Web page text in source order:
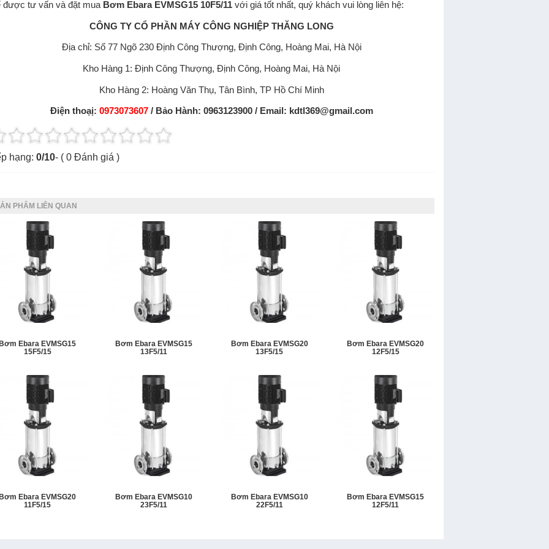
được tư vấn và đặt mua Bơm Ebara EVMSG15 10F5/11với giá tốt nhất, quý khách vui lòng liên hệ:
CÔNG TY CỔ PHẦN MÁY CÔNG NGHIỆP THĂNG LONG
Địa chỉ: Số 77 Ngõ 230 Định Công Thượng, Định Công, Hoàng Mai, Hà Nội
Kho Hàng 1: Định Công Thượng, Định Công, Hoàng Mai, Hà Nội
Kho Hàng 2: Hoàng Văn Thụ, Tân Bình, TP Hồ Chí Minh
Điện thoạị: 0973073607/ Bảo Hành: 0963123900 / Email: kdtl369@gmail.com
hạng: 0/10- ( 0Đánh giá )
PHẨM LIÊN QUAN
Ebara EVMSG15
15F5/15
Bơm Ebara EVMSG15
13F5/11
Bơm Ebara EVMSG20
13F5/15
Bơm Ebara EVMSG20
12F5/15
Bơm Ebara EVMSG20
11F5/15
Bơm Ebara EVMSG10
23F5/11
Bơm Ebara EVMSG10
22F5/11
Bơm Ebara EVMSG15
12F5/11